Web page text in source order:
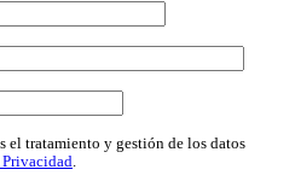
el tratamiento y gestión de los datos